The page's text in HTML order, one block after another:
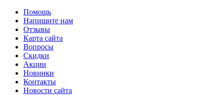
Помощь
Напишите нам
Отзывы
Карта сайта
Вопросы
Скидки
Акции
Новинки
Контакты
Новости сайта